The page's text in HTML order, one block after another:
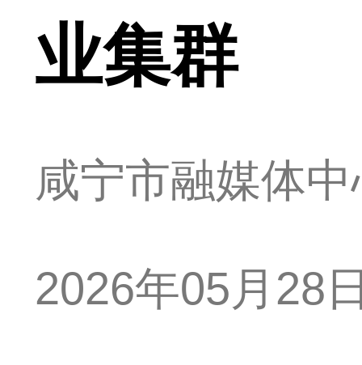
业集群
咸宁市融媒体
2026年05月28